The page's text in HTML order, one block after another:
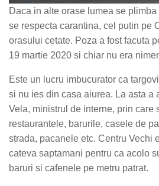
Daca in alte orase lumea se
se respecta carantina, cel putin pe
orasului cetate. Poza a fost facuta
19 martie 2020 si chiar nu era
Este un lucru imbucurator ca
si nu ies din casa aiurea. La asta a
Vela, ministrul de interne, prin care
restaurantele, barurile, casele de
strada, pacanele etc. Centru Vechi
cateva saptamani pentru ca acolo
baruri si cafenele pe metru patrat.